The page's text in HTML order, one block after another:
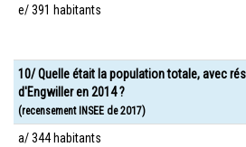
e/ 391 habitants
10/ Quelle était la population totale, avec
d'Engwiller en 2014 ?
(recensement INSEE de 2017)
a/ 344 habitants